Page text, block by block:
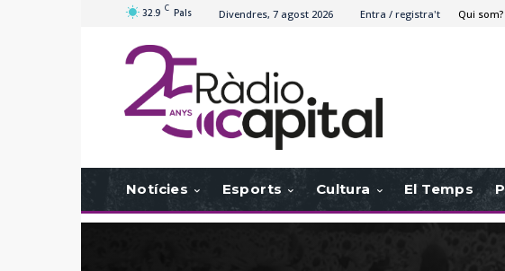
32.9 C Pals Divendres, 7 agost 2026 Entra / registra't Qui som?
Notícies Esports Cultura El Temps